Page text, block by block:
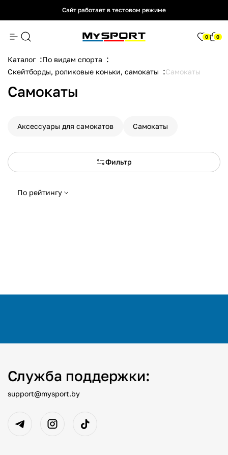
Сайт работает в тестовом режиме
Сайт работает в тестовом режиме
Сайт работает в тестовом режиме
0 0
Каталог
По видам спорта
Скейтборды, роликовые коньки, самокаты
Самокаты
Самокаты
Аксессуары для самокатов Самокаты
Фильтр
По рейтингу
Служба поддержки:
support@mysport.by